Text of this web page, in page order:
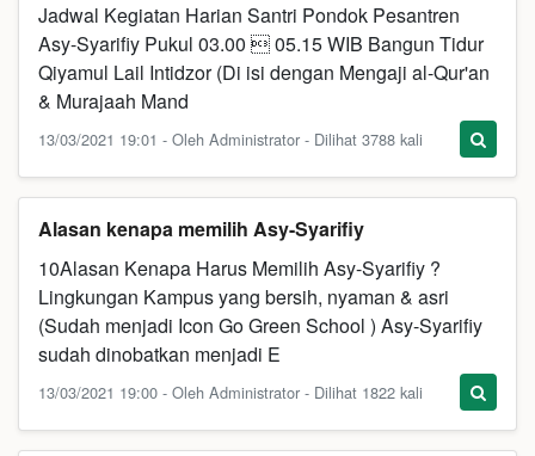
Jadwal Kegiatan Harian Santri Pondok Pesantren
Asy-Syarifiy Pukul 03.00  05.15 WIB Bangun Tidur
Qiyamul Lail Intidzor (Di isi dengan Mengaji al-Qur'an
& Murajaah Mand
13/03/2021 19:01 - Oleh Administrator - Dilihat 3788 kali
Alasan kenapa memilih Asy-Syarifiy
10Alasan Kenapa Harus Memilih Asy-Syarifiy ?
Lingkungan Kampus yang bersih, nyaman & asri
(Sudah menjadi Icon Go Green School ) Asy-Syarifiy
sudah dinobatkan menjadi E
13/03/2021 19:00 - Oleh Administrator - Dilihat 1822 kali